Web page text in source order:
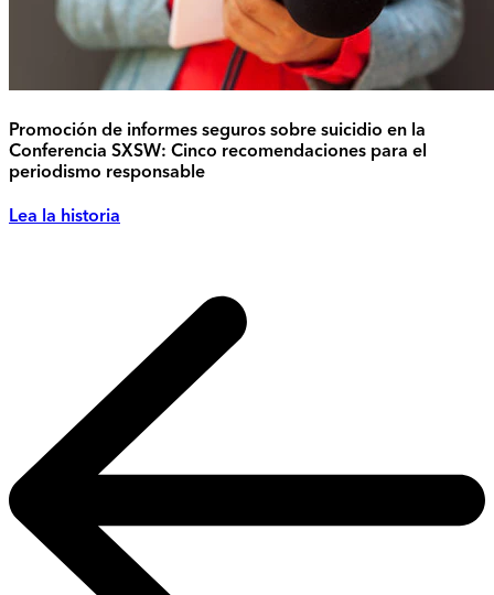
Promoción de informes seguros sobre suicidio en la
Conferencia SXSW: Cinco recomendaciones para el
periodismo responsable
Lea la historia